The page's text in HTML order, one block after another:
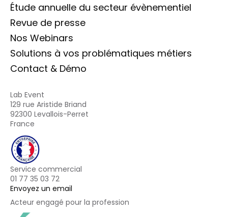
Étude annuelle du secteur évènementiel
Revue de presse
Nos Webinars
Solutions à vos problématiques métiers
Contact & Démo
Lab Event
129 rue Aristide Briand
92300 Levallois-Perret
France
Service commercial
01 77 35 03 72
Envoyez un email
Acteur engagé pour la profession